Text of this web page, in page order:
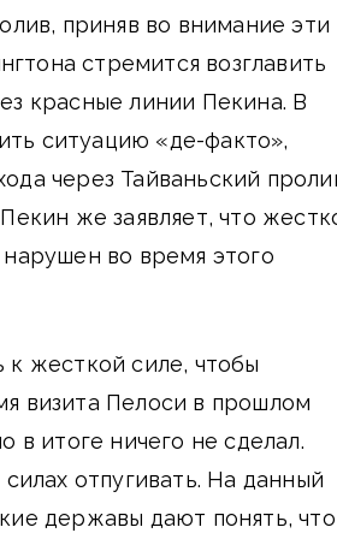
приняв во внимание эти
стремится возглавить
красные линии Пекина. В
ситуацию «де-факто»,
через Тайваньский
же заявляет, что
во время этого
к жесткой силе, чтобы
визита Пелоси в прошлом
в итоге ничего не сделал.
отпугивать. На данный
державы дают понять, что